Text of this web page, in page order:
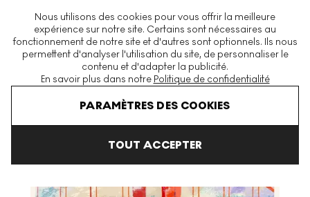
Nous utilisons des cookies pour vous offrir la meilleure
expérience sur notre site. Certains sont nécessaires au
fonctionnement de notre site et d'autres sont optionnels. Ils nous
permettent d'analyser l'utilisation du site, de personnaliser le
contenu et d'adapter la publicité.
En savoir plus dans notre Politique de confidentialité
PARAMÈTRES DES COOKIES
TOUT ACCEPTER
La plus grande plateforme mondiale d'estampes et éditions
modernes et contemporaines
LeRoy Neiman San Francisco By Day Signed Print